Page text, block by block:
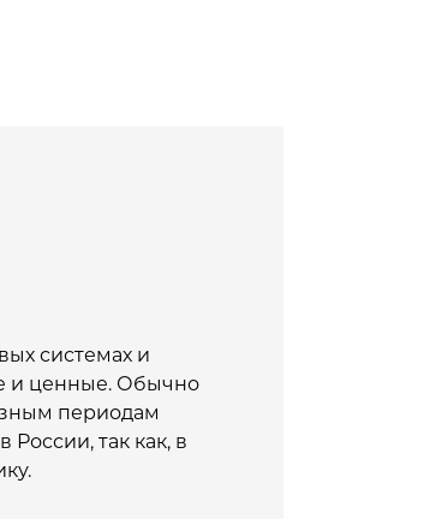
системах и
и ценные. Обычно
периодам
России, так как, в